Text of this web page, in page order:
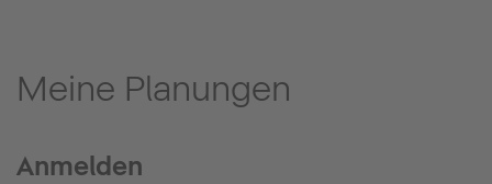
Meine Planungen
Anmelden